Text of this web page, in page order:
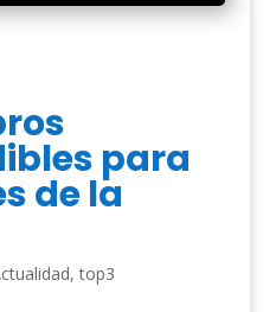
para
de la
,top3